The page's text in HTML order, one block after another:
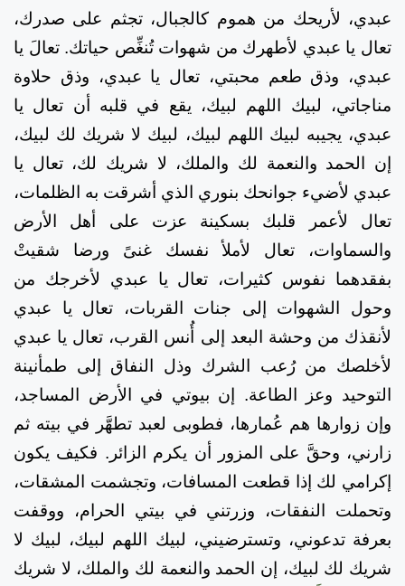
عبدي، لأريحك من هموم كالجبال، تجثم على صدرك،
تعال يا عبدي لأطهرك من شهوات تُنغِّص حياتك. تعالَ يا
عبدي، وذق طعم محبتي، تعال يا عبدي، وذق حلاوة
مناجاتي، لبيك اللهم لبيك، يقع في قلبه أن تعال يا
عبدي، يجيبه لبيك اللهم لبيك، لبيك لا شريك لك لبيك،
إن الحمد والنعمة لك والملك، لا شريك لك، تعال يا
عبدي لأضيء جوانحك بنوري الذي أشرقت به الظلمات،
تعال لأعمر قلبك بسكينة عزت على أهل الأرض
والسماوات، تعال لأملأ نفسك غنىً ورضا شقيتْ
بفقدهما نفوس كثيرات، تعال يا عبدي لأخرجك من
وحول الشهوات إلى جنات القربات، تعال يا عبدي
لأنقذك من وحشة البعد إلى أُنس القرب، تعال يا عبدي
لأخلصك من رُعب الشرك وذل النفاق إلى طمأنينة
التوحيد وعز الطاعة. إن بيوتي في الأرض المساجد،
وإن زوارها هم عُمارها، فطوبى لعبد تطهَّر في بيته ثم
زارني، وحقَّ على المزور أن يكرم الزائر. فكيف يكون
إكرامي لك إذا قطعت المسافات، وتجشمت المشقات،
وتحملت النفقات، وزرتني في بيتي الحرام، ووقفت
بعرفة تدعوني، وتسترضيني، لبيك اللهم لبيك، لبيك لا
شريك لك لبيك، إن الحمد والنعمة لك والملك، لا شريك